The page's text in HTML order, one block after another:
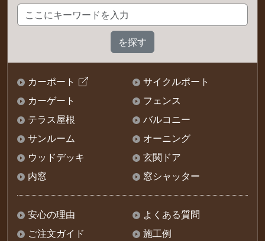
カーポート
サイクルポート
カーゲート
フェンス
テラス屋根
バルコニー
サンルーム
オーニング
ウッドデッキ
玄関ドア
内窓
窓シャッター
安心の理由
よくある質問
ご注文ガイド
施工例